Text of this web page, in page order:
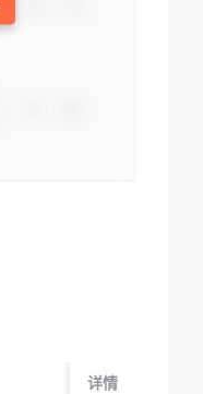
起运国/地区
详情